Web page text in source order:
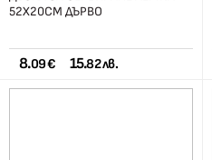
52X20CM ДЪРВО
8.09 € 15.82 лв.